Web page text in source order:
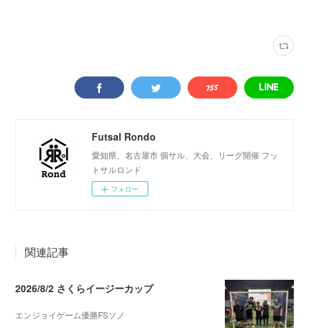
Futsal Rondo
愛知県、名古屋市 個サル、大会、リーグ開催 フッ
トサルロンド
フォロー
関連記事
2026/8/2 さくらイージーカップ
エンジョイゲーム優勝FSソノ